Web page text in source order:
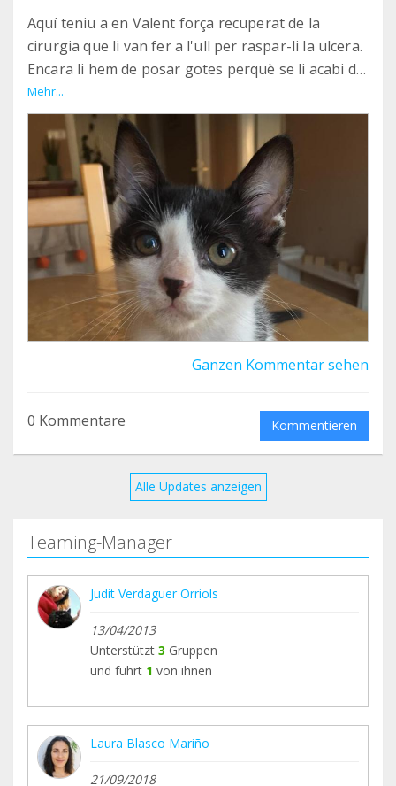
Aquí teniu a en Valent força recuperat de la
cirurgia que li van fer a l'ull per raspar-li la ulcera.
Encara li hem de posar gotes perquè se li acabi de
curar, però li ha quedat molt bé!!
Tot això, és en gran part, gràcies a vosaltres.
Mehr...
Ganzen Kommentar sehen
0 Kommentare Kommentieren
Alle Updates anzeigen
Teaming-Manager
Judit Verdaguer Orriols
13/04/2013
Unterstützt 3 Gruppen
und führt 1 von ihnen
Laura Blasco Mariño
21/09/2018